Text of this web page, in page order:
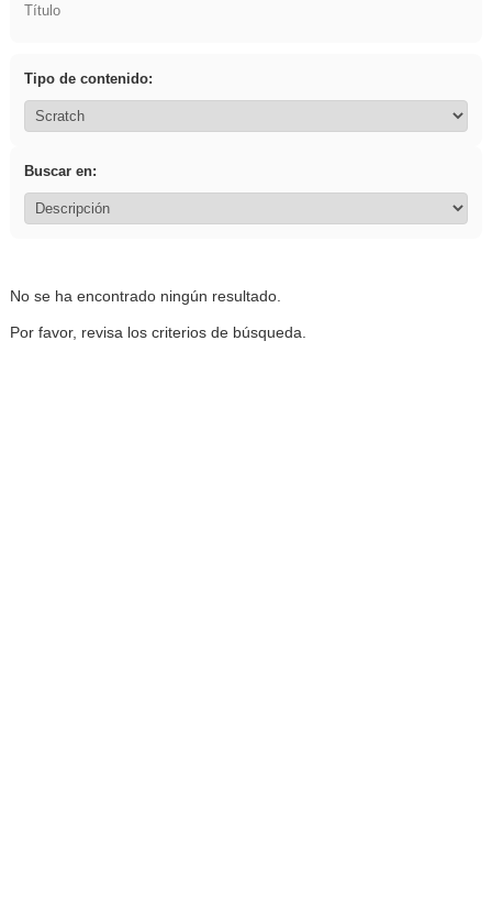
Título
Tipo de contenido:
Buscar en:
No se ha encontrado ningún resultado.
Por favor, revisa los criterios de búsqueda.